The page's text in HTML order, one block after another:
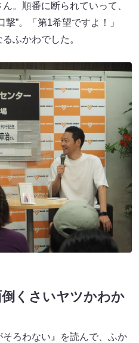
。順番に断られていって、
”。「第1希望ですよ！」
ふかわでした。
くさいヤツかわか
ろわない』を読んで、ふか